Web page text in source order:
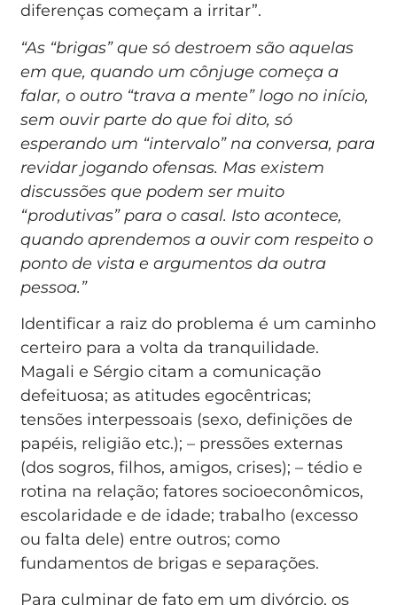
diferenças começam a irritar”.
“As “brigas” que só destroem são aquelas
em que, quando um cônjuge começa a
falar, o outro “trava a mente” logo no início,
sem ouvir parte do que foi dito, só
esperando um “intervalo” na conversa, para
revidar jogando ofensas. Mas existem
discussões que podem ser muito
“produtivas” para o casal. Isto acontece,
quando aprendemos a ouvir com respeito o
ponto de vista e argumentos da outra
pessoa.”
Identificar a raiz do problema é um caminho
certeiro para a volta da tranquilidade.
Magali e Sérgio citam a comunicação
defeituosa; as atitudes egocêntricas;
tensões interpessoais (sexo, definições de
papéis, religião etc.); – pressões externas
(dos sogros, filhos, amigos, crises); – tédio e
rotina na relação; fatores socioeconômicos,
escolaridade e de idade; trabalho (excesso
ou falta dele) entre outros; como
fundamentos de brigas e separações.
Para culminar de fato em um divórcio, os